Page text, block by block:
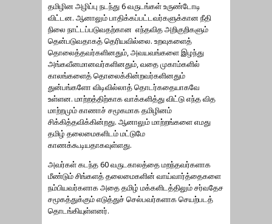
தமிழின அழிப்பு நடந்து 6 வருடங்கள் உருண்டோடி
விட்டன. ஆனாலும் பாதிக்கப்பட்டவர்களுக்கான நீதி
நிலை நாட்டப்படுவதற்கான எந்தவித அறிகுறிகளும்
தென்படுவதாகத் தெரியவில்லை. உறவுகளைத்
தொலைத்தவர்களினதும், அவயவங்களை இழந்து
அங்கவீனமானவர்களினதும், வதை முகாம்களில்
காலங்களைத் தொலைக்கின்றவர்களினதும்
துன்பங்களோ விடிவில்லாத் தொடர்கதையாகவே
உள்ளன. மாற்றத்திற்காக வாக்களித்து விட்டு எந்த வித
மாற்றமும் காணாச் சமூகமாக தமிழினம்
சிக்கித்தவிக்கின்றது. ஆனாலும் மாற்றங்களை எமது
தமிழ் தலைமைகளிடம் மட்டுமே
காணக்கூடியதாகவுள்ளது.
அவர்கள் கடந்த 60 வருடகாலத்தை மறந்தவர்களாக
மீண்டும் சிங்களத் தலைமைகளின் வாய்வார்த்தைகளை
நம்பியவர்களாக அதை தமிழ் மக்களிடத்திலும் சர்வதேச
சமூகத்துக்கும் எடுத்துச் செல்பவர்களாக செயற்படத்
தொடங்கியுள்ளனர்.